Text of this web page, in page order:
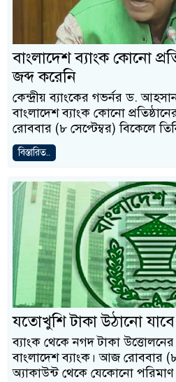
বাংলাদেশ ব্যাংক কোনো
জব্দ করেনি
কেন্দ্রীয় ব্যাংকের গভর্নর ড.
বাংলাদেশ ব্যাংক কোনো
রোববার (৮ সেপ্টেম্বর) বিকেলে
বিস্তারিত..
যতোখুশি টাকা উঠানো যাবে
ব্যাংক থেকে নগদ টাকা
বাংলাদেশ ব্যাংক। আজ রোববার (৮
অ্যাকাউন্ট থেকে যেকোনো পরিমাণ